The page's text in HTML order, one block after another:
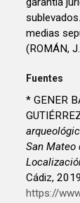
medias
(ROMÁN,
Fuentes
* GENER
San Mateo
Cádiz, 2019.
https://